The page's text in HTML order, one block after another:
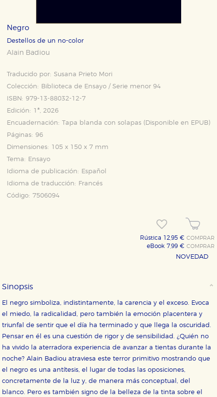
Negro
Destellos de un no-color
Alain Badiou
Traducido por: Susana Prieto Mori
Colección:
Biblioteca de Ensayo / Serie menor 94
ISBN: 979-13-88032-12-7
Edición: 1ª, 2026
Encuadernación: Tapa blanda con solapas (Disponible en EPUB)
Páginas: 96
Dimensiones: 105 x 150 x 7 mm
Tema:
Ensayo
Idioma de publicación:
Español
Idioma de traducción:
Francés
Código: 7506094
Rústica 12,95 €COMPRAR
eBook 7,99 €COMPRAR
NOVEDAD
Sinopsis
El negro simboliza, indistintamente, la carencia y el exceso. Evoca
el miedo, la radicalidad, pero también la emoción placentera y
triunfal de sentir que el día ha terminado y que llega la os­curidad.
Pensar en él es una cuestión de rigor y de sensibilidad. ¿Quién no
ha vivido la aterradora experiencia de avanzar a tientas durante la
noche? Alain Badiou atraviesa este terror primitivo mostrando que
el negro es una antítesis, el lugar de todas las oposiciones,
concretamente de la luz y, de manera más conceptual, del
blanco. Pero es también signo de la belleza de la tinta sobre el
Cookies necesarias
Estas cookies son necesarias para que nuestro sitio
web funcione y no es posible deshabilitarlas desde
nuestro sistema. Es posible hacerlo desde el
navegador, pero en ese caso es posible que algunas
áreas de nuestra web dejen de funcionar
Cookies de rendimiento y analíticas